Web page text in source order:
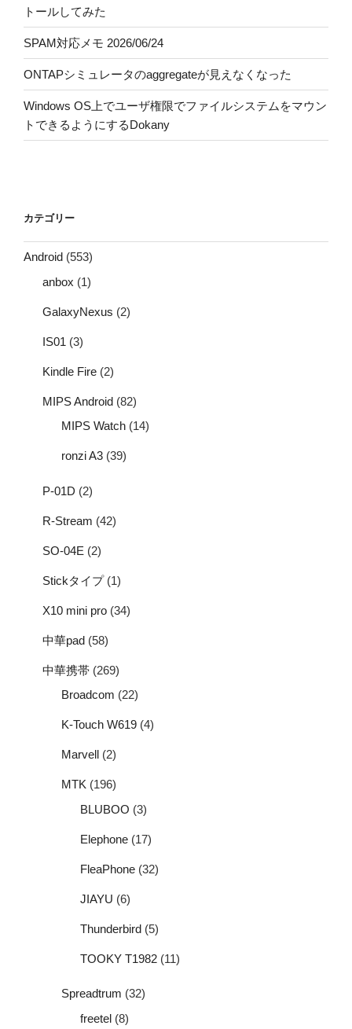
トールしてみた
SPAM対応メモ 2026/06/24
ONTAPシミュレータのaggregateが見えなくなった
Windows OS上でユーザ権限でファイルシステムをマウン
トできるようにするDokany
カテゴリー
Android (553)
anbox (1)
GalaxyNexus (2)
IS01 (3)
Kindle Fire (2)
MIPS Android (82)
MIPS Watch (14)
ronzi A3 (39)
P-01D (2)
R-Stream (42)
SO-04E (2)
Stickタイプ(1)
X10 mini pro (34)
中華pad (58)
中華携帯 (269)
Broadcom (22)
K-Touch W619 (4)
Marvell (2)
MTK (196)
BLUBOO (3)
Elephone (17)
FleaPhone (32)
JIAYU (6)
Thunderbird (5)
TOOKY T1982 (11)
Spreadtrum (32)
freetel (8)